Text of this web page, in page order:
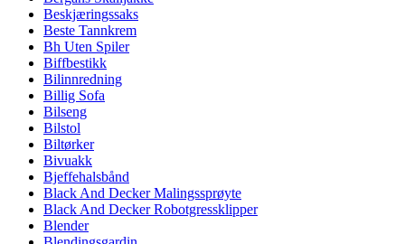
Beskjæringssaks
Beste Tannkrem
Bh Uten Spiler
Biffbestikk
Bilinnredning
Billig Sofa
Bilseng
Bilstol
Biltørker
Bivuakk
Bjeffehalsbånd
Black And Decker Malingssprøyte
Black And Decker Robotgressklipper
Blender